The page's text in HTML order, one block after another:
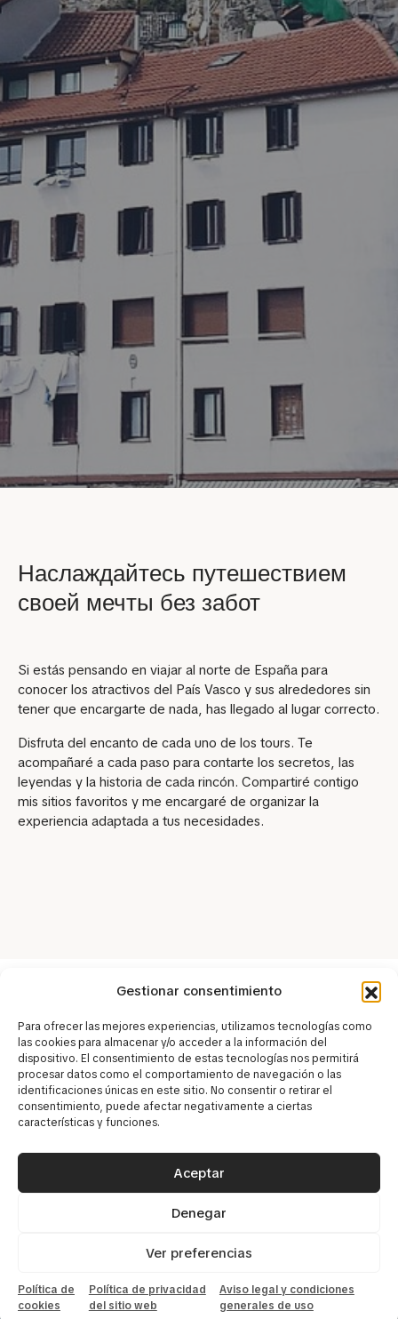
Gestionar consentimiento
Para ofrecer las mejores experiencias, utilizamos tecnologías como
las cookies para almacenar y/o acceder a la información del
dispositivo. El consentimiento de estas tecnologías nos permitirá
procesar datos como el comportamiento de navegación o las
identificaciones únicas en este sitio. No consentir o retirar el
consentimiento, puede afectar negativamente a ciertas
características y funciones.
Aceptar
Denegar
Ver preferencias
Política de
cookies
Política de privacidad
del sitio web
Aviso legal y condiciones
generales de uso
Наслаждайтесь путешествием
своей мечты без забот
Si estás pensando en viajar al norte de España para
conocer los atractivos del País Vasco y sus alrededores sin
tener que encargarte de nada, has llegado al lugar correcto.
Disfruta del encanto de cada uno de los tours. Te
acompañaré a cada paso para contarte los secretos, las
leyendas y la historia de cada rincón. Compartiré contigo
mis sitios favoritos y me encargaré de organizar la
experiencia adaptada a tus necesidades.
Экскурсии на любой вкус
САН СЕБАСТЬЯН БИЛЬБАО